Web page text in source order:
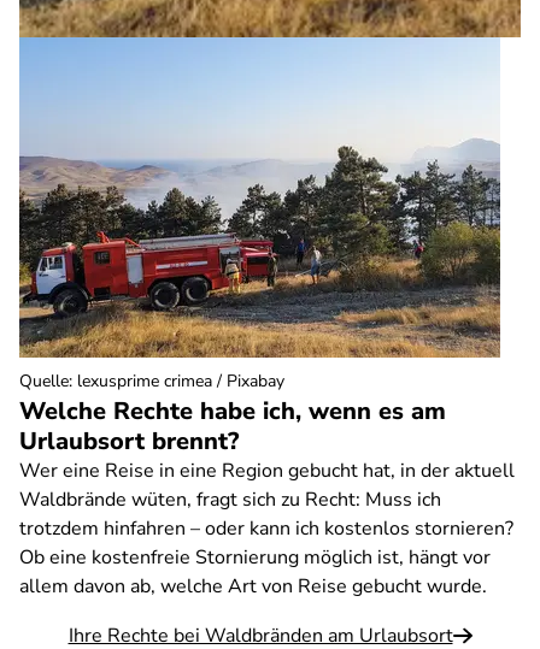
Welche Rechte habe ich, wenn es am
Urlaubsort brennt?
Wer eine Reise in eine Region gebucht hat, in der aktuell
Waldbrände wüten, fragt sich zu Recht: Muss ich
trotzdem hinfahren – oder kann ich kostenlos stornieren?
Ob eine kostenfreie Stornierung möglich ist, hängt vor
allem davon ab, welche Art von Reise gebucht wurde.
Ihre Rechte bei Waldbränden am Urlaubsort
Quelle: lexusprime crimea / Pixabay